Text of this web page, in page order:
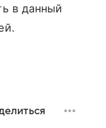
в данный